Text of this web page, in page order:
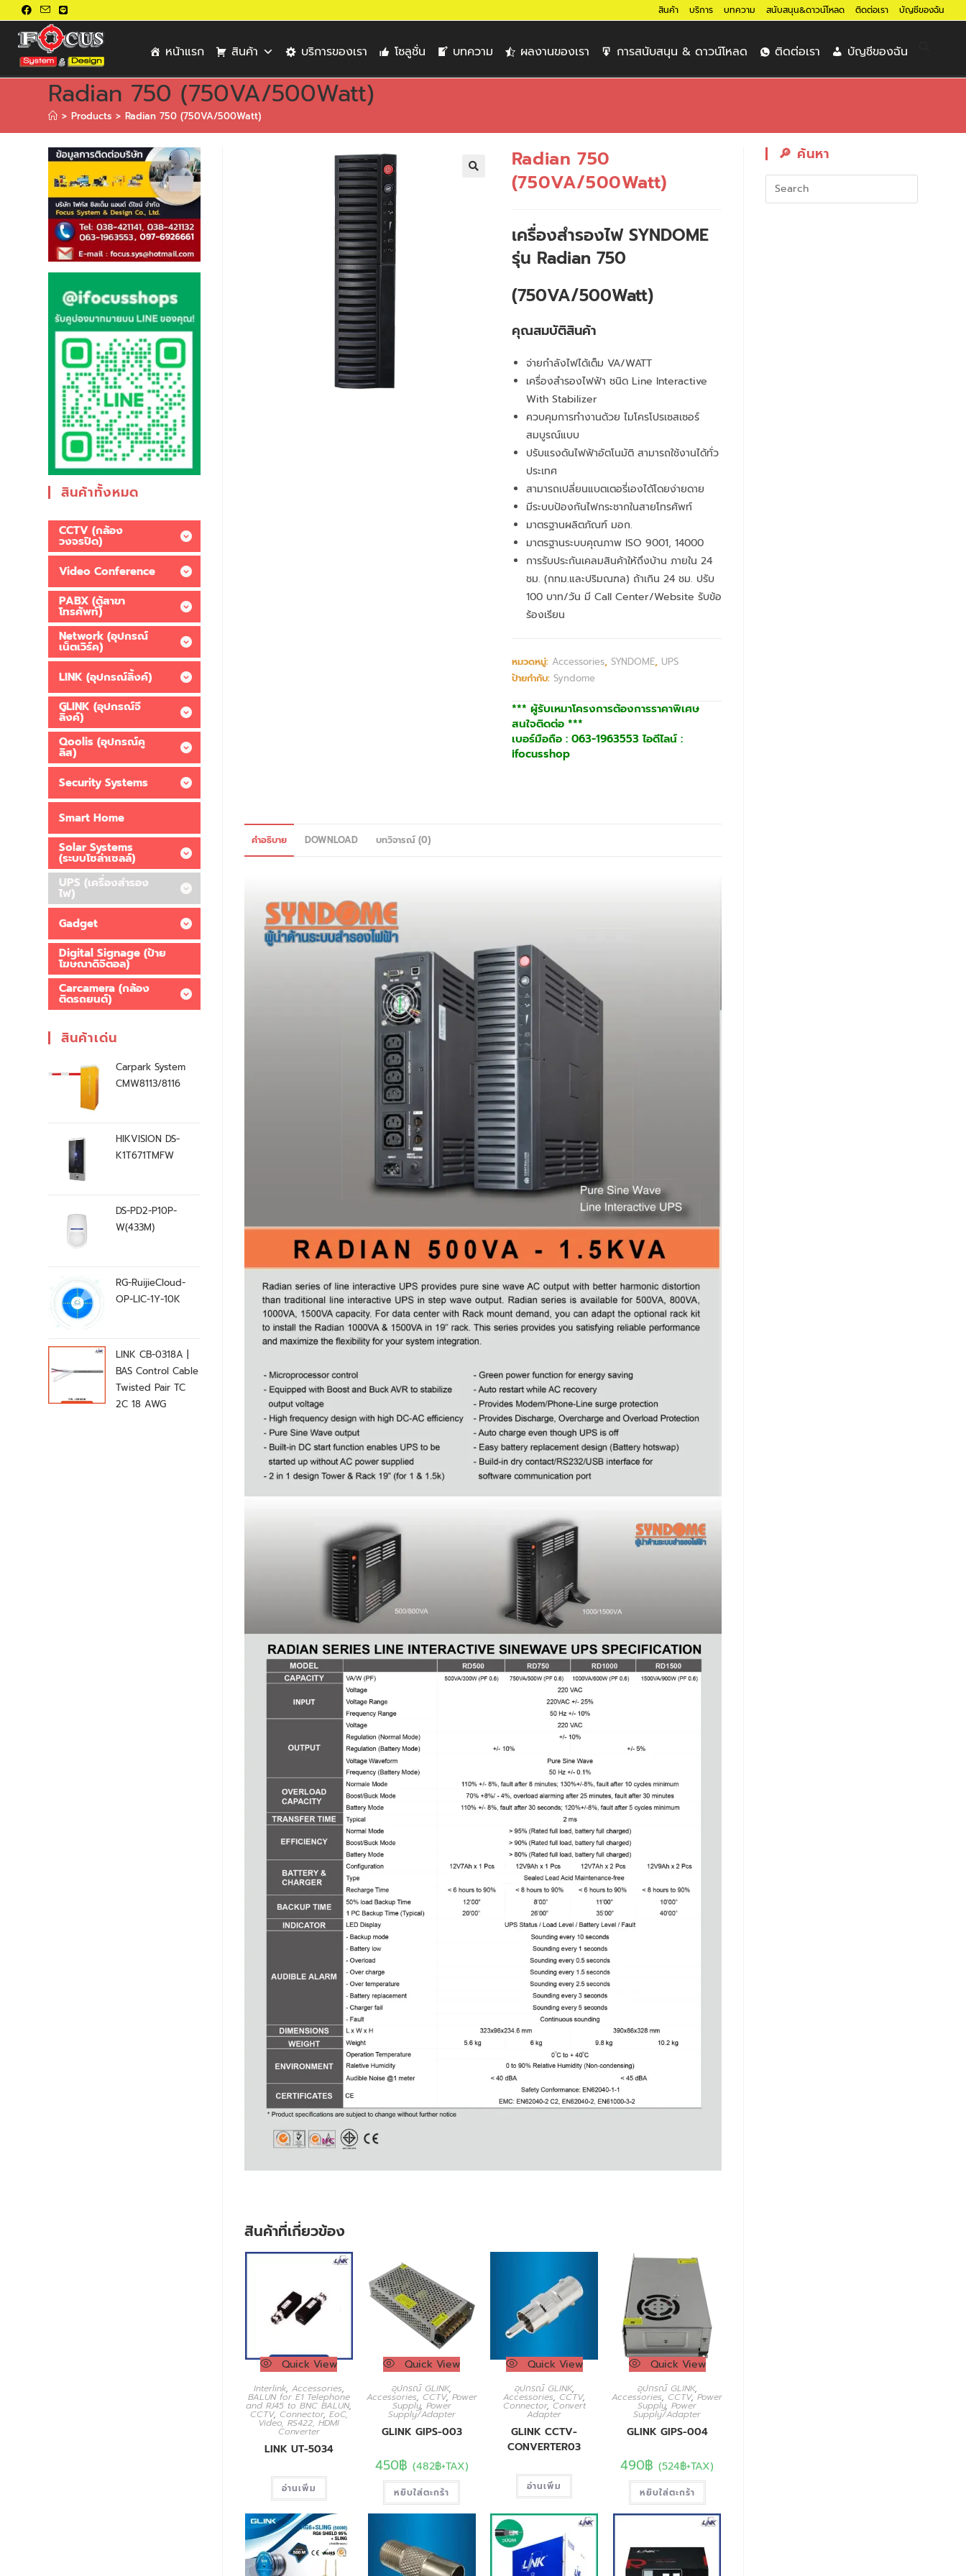
สินค้า บริการ บทความ สนับสนุน&ดาวน์โหลด ติดต่อเรา บัญชีของฉัน
หน้าแรก สินค้า บริการของเรา โซลูชั่น บทความ ผลงานของเรา การสนับสนุน & ดาวน์โหลด ติดต่อเรา บัญชีของฉัน
Radian 750 (750VA/500Watt)
> Products > Radian 750 (750VA/500Watt)
Radian 750
(750VA/500Watt)
เครื่องสำรองไฟ SYNDOME
รุ่น Radian 750
(750VA/500Watt)
คุณสมบัติสินค้า
จ่ายกำลังไฟได้เต็ม VA/WATT
เครื่องสำรองไฟฟ้า ชนิด Line Interactive
With Stabilizer
ควบคุมการทำงานด้วย ไมโครโปรเซสเซอร์
สมบูรณ์แบบ
ปรับแรงดันไฟฟ้าอัตโนมัติ สามารถใช้งานได้ทั่ว
ประเทศ
สามารถเปลี่ยนแบตเตอรี่เองได้โดยง่ายดาย
มีระบบป้องกันไฟกระชากในสายโทรศัพท์
มาตรฐานผลิตภัณฑ์ มอก.
มาตรฐานระบบคุณภาพ ISO 9001, 14000
การรับประกันเคลมสินค้าให้ถึงบ้าน ภายใน 24
ชม. (กทม.และปริมณฑล) ถ้าเกิน 24 ชม. ปรับ
100 บาท/วัน มี Call Center/Website รับข้อ
ร้องเรียน
หมวดหมู่: Accessories, SYNDOME, UPS
ป้ายกำกับ: Syndome
*** ผู้รับเหมาโครงการต้องการราคาพิเศษ
สนใจติดต่อ ***
เบอร์มือถือ : 063-1963553 ไอดีไลน์ :
ifocusshop
คำอธิบาย DOWNLOAD บทวิจารณ์ (0)
สินค้าที่เกี่ยวข้อง
Quick View
Interlink, Accessories,
BALUN for E1 Telephone
and RJ45 to BNC BALUN,
CCTV, Connector, EoC,
Video, RS422, HDMI
Converter
LINK UT-5034
อ่านเพิ่ม
Quick View
อุปกรณ์ GLINK,
Accessories, CCTV,Power
Supply, Power
Supply/Adapter
GLINK GIPS-003
450฿ (482฿+TAX)
หยิบใส่ตะกร้า
Quick View
อุปกรณ์ GLINK,
Accessories, CCTV,
Connector, Convert
Adapter
GLINK CCTV-
CONVERTER03
อ่านเพิ่ม
Quick View
อุปกรณ์ GLINK,
Accessories, CCTV,Power
Supply,Power
Supply/Adapter
GLINK GIPS-004
490฿ (524฿+TAX)
หยิบใส่ตะกร้า
สินค้าทั้งหมด
CCTV (กล้อง
วงจรปิด)
Video Conference
PABX (ตู้สาขา
โทรศัพท์)
Network (อุปกรณ์
เน็ตเวิร์ค)
LINK (อุปกรณ์ลิ้งค์)
GLINK (อุปกรณ์จี
ลิ้งค์)
Qoolis (อุปกรณ์คู
ลิส)
Security Systems
Smart Home
Solar Systems
(ระบบโซล่าเซลล์)
UPS (เครื่องสำรอง
ไฟ)
Gadget
Digital Signage (ป้าย
โฆษณาดิจิตอล)
Carcamera (กล้อง
ติดรถยนต์)
สินค้าเด่น
Carpark System
CMW8113/8116
HIKVISION DS-
K1T671TMFW
DS-PD2-P10P-
W(433M)
RG-RuijieCloud-
OP-LIC-1Y-10K
LINK CB-0318A |
BAS Control Cable
Twisted Pair TC
2C 18 AWG
🔎︎ ค้นหา